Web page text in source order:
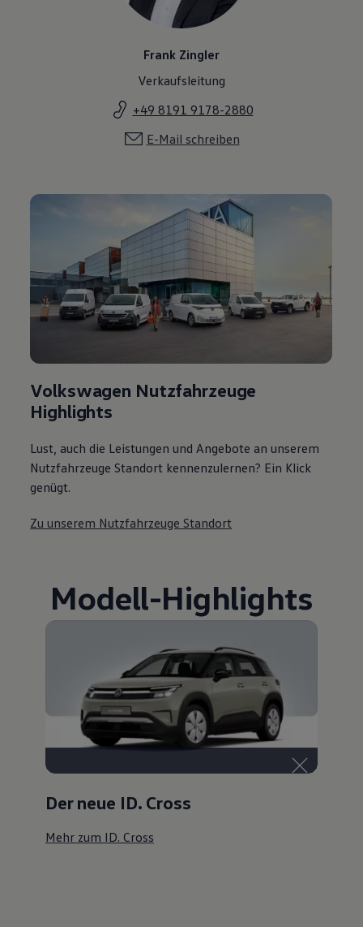
Frank Zingler
Verkaufsleitung
+49 8191 9178-2880
E-Mail schreiben
Volkswagen Nutzfahrzeuge
Highlights
Lust, auch die Leistungen und Angebote an unserem
Nutzfahrzeuge Standort kennenzulernen? Ein Klick
genügt.
Zu unserem Nutzfahrzeuge Standort
Modell-Highlights
Der neue ID. Cross
Mehr zum ID. Cross